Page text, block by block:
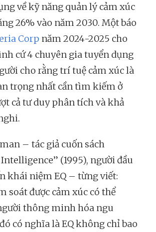
về kỹ năng quản lý cảm xúc
26% vào năm 2030. Một báo
Corp năm 2024-2025 cho
cứ 4 chuyên gia tuyển dụng
cho rằng trí tuệ cảm xúc là
trọng nhất cần tìm kiếm ở
cả tư duy phân tích và khả
– tác giả cuốn sách
(1995), người đầu
khái niệm EQ – từng viết:
soát được cảm xúc có thể
thông minh hóa ngu
có nghĩa là EQ không chỉ bao